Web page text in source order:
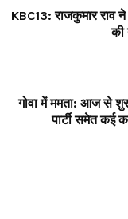
KBC13: राजकुमार
की
गोवा में ममता: आज से शुरू
पार्टी समेत कई